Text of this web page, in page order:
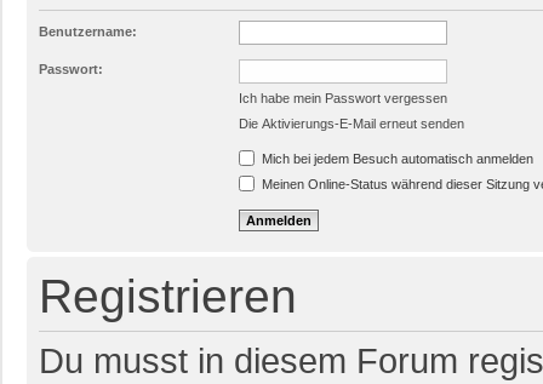
Benutzername:
Passwort:
Ich habe mein Passwort vergessen
Die Aktivierungs-E-Mail erneut senden
Mich bei jedem Besuch automatisch anmelden
Meinen Online-Status während dieser Sitzung
Registrieren
Du musst in diesem Forum